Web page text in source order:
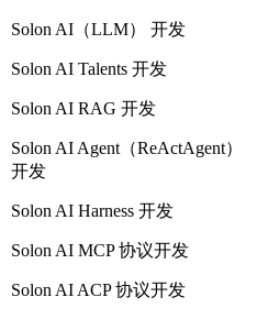
Solon AI（LLM） 开发
Solon AI Talents 开发
Solon AI RAG 开发
Solon AI Agent（ReActAgent）
开发
Solon AI Harness 开发
Solon AI MCP 协议开发
Solon AI ACP 协议开发